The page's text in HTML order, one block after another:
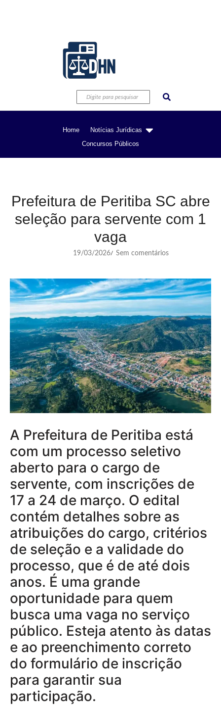
Home
Notícias Jurídicas
Concursos Públicos
Prefeitura de Peritiba SC abre
seleção para servente com 1
vaga
19/03/2026/ Sem comentários
A Prefeitura de Peritiba está
com um processo seletivo
aberto para o cargo de
servente, com inscrições de
17 a 24 de março. O edital
contém detalhes sobre as
atribuições do cargo, critérios
de seleção e a validade do
processo, que é de até dois
anos. É uma grande
oportunidade para quem
busca uma vaga no serviço
público. Esteja atento às datas
e ao preenchimento correto
do formulário de inscrição
para garantir sua
participação.